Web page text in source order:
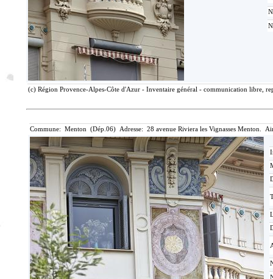
(c) Région Provence-Alpes-Côte d'Azur - Inventaire général - communication libre,
Commune: Menton (Dép.06) Adresse: 28 avenue Riviera les Vignasses Menton.